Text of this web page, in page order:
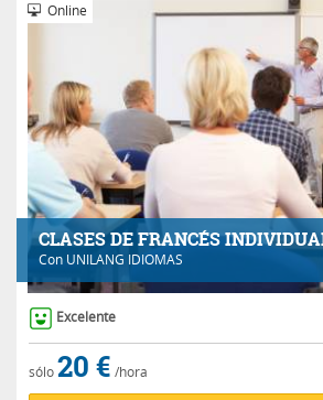
CLASES DE FRANCÉS
Con UNILANG IDIOMAS
Online
Excelente
sólo20 € /hora